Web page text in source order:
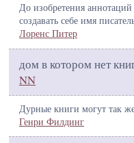
До изобретения
создавать себе имя
Лоренс Питер
дом в котором нет
NN
Дурные книги могут так
Генри Филдинг